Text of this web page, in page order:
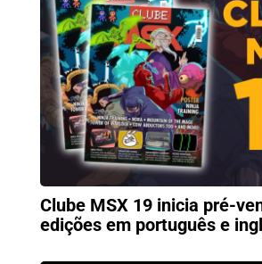
Clube MSX 19 inicia pré-
edições em português e